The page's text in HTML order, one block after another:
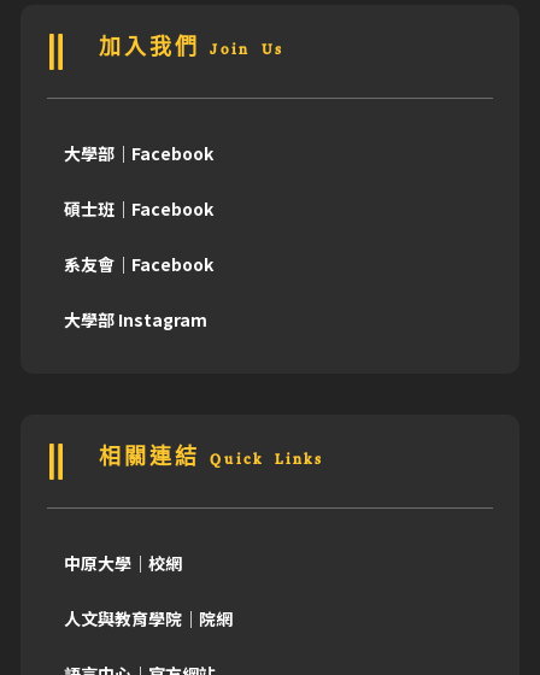
加入我們 Join Us
大學部｜Facebook
碩士班｜Facebook
系友會｜Facebook
大學部 Instagram
相關連結 Quick Links
中原大學｜校網
人文與教育學院｜院網